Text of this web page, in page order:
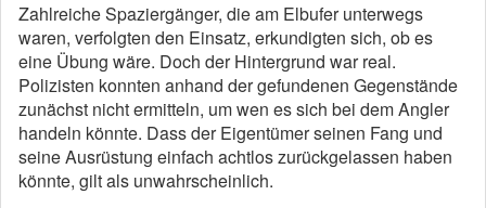
Zahlreiche Spaziergänger, die am Elbufer unterwegs
waren, verfolgten den Einsatz, erkundigten sich, ob es
eine Übung wäre. Doch der Hintergrund war real.
Polizisten konnten anhand der gefundenen Gegenstände
zunächst nicht ermitteln, um wen es sich bei dem Angler
handeln könnte. Dass der Eigentümer seinen Fang und
seine Ausrüstung einfach achtlos zurückgelassen haben
könnte, gilt als unwahrscheinlich.